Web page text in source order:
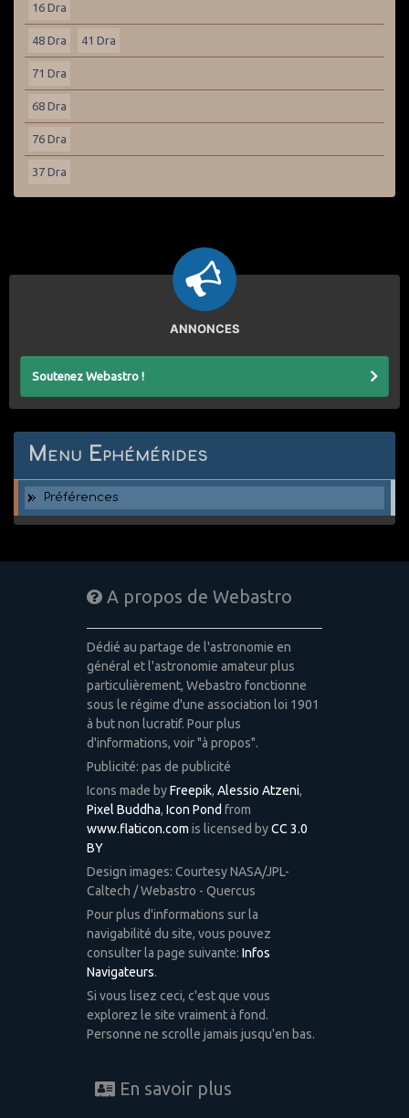
16 Dra
48 Dra 41 Dra
71 Dra
68 Dra
76 Dra
37 Dra
ANNONCES
Soutenez Webastro !
Menu Ephémérides
Préférences
A propos de Webastro
Dédié au partage de l'astronomie en
général et l'astronomie amateur plus
particulièrement, Webastro fonctionne
sous le régime d'une association loi 1901
à but non lucratif. Pour plus
d'informations, voir "à propos".
Publicité: pas de publicité
Icons made byFreepik, Alessio Atzeni,
Pixel Buddha, Icon Pond from
www.flaticon.com is licensed byCC 3.0
BY
Design images: Courtesy NASA/JPL-
Caltech / Webastro - Quercus
Pour plus d'informations sur la
navigabilité du site, vous pouvez
consulter la page suivante: Infos
Navigateurs.
Si vous lisez ceci, c'est que vous
explorez le site vraiment à fond.
Personne ne scrolle jamais jusqu'en bas.
En savoir plus